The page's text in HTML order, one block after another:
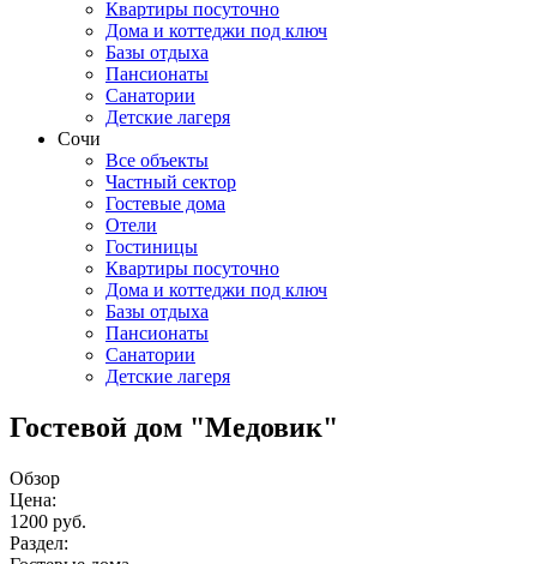
Квартиры посуточно
Дома и коттеджи под ключ
Базы отдыха
Пансионаты
Санатории
Детские лагеря
Сочи
Все объекты
Частный сектор
Гостевые дома
Отели
Гостиницы
Квартиры посуточно
Дома и коттеджи под ключ
Базы отдыха
Пансионаты
Санатории
Детские лагеря
Гостевой дом "Медовик"
Обзор
Цена:
1200 руб.
Раздел: